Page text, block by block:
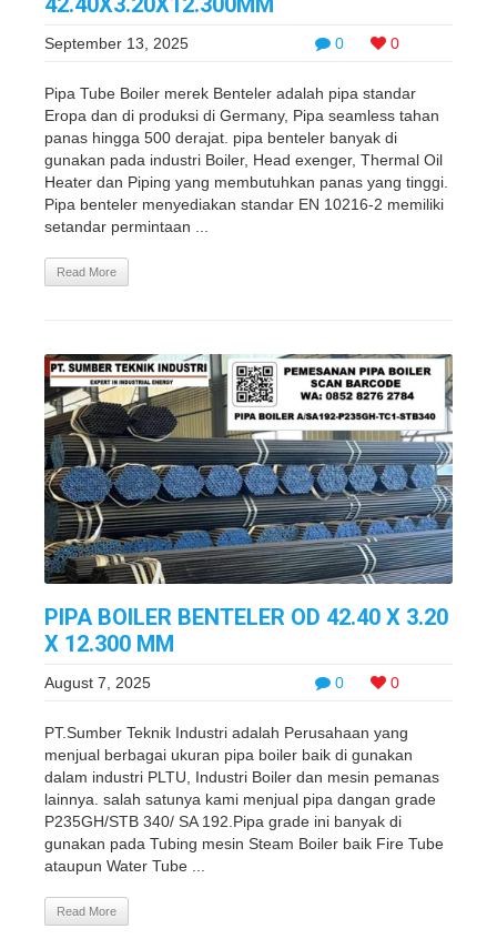
0 0
September 13, 2025
Pipa Tube Boiler merek Benteler adalah pipa standar
Eropa dan di produksi di Germany, Pipa seamless tahan
panas hingga 500 derajat. pipa benteler banyak di
gunakan pada industri Boiler, Head exenger, Thermal Oil
Heater dan Piping yang membutuhkan panas yang tinggi.
Pipa benteler menyediakan standar EN 10216-2 memiliki
setandar permintaan ...
Read More
PIPA BOILER BENTELER OD 42.40 X 3.20
X 12.300 MM
0 0
August 7, 2025
PT.Sumber Teknik Industri adalah Perusahaan yang
menjual berbagai ukuran pipa boiler baik di gunakan
dalam industri PLTU, Industri Boiler dan mesin pemanas
lainnya. salah satunya kami menjual pipa dangan grade
P235GH/STB 340/ SA 192.Pipa grade ini banyak di
gunakan pada Tubing mesin Steam Boiler baik Fire Tube
ataupun Water Tube ...
Read More